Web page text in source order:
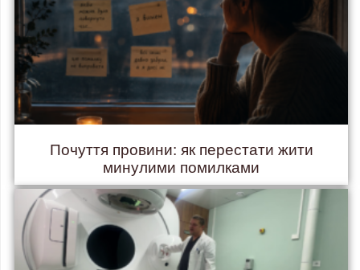
Почуття провини: як перестати жити
минулими помилками